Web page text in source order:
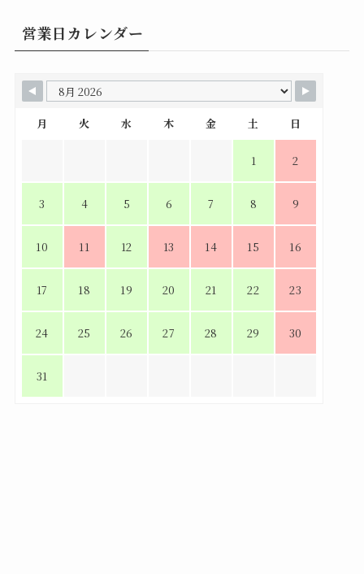
営業日カレンダー
月 火 水 木 金 土 日
1 2
3 4 5 6 7 8 9
10 11 12 13 14 15 16
17 18 19 20 21 22 23
24 25 26 27 28 29 30
31